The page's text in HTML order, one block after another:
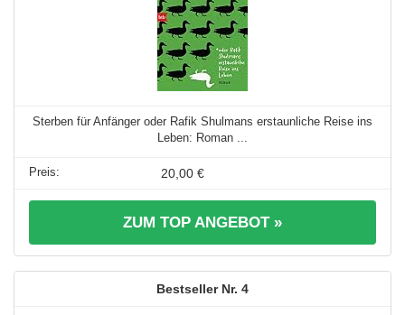
Sterben für Anfänger oder Rafik Shulmans erstaunliche Reise ins
Leben: Roman ...
20,00 €
ZUM TOP ANGEBOT »
4